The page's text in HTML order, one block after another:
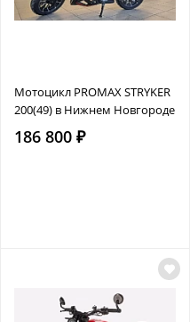
Мотоцикл PROMAX STRYKER
200(49) в Нижнем Новгороде
186 800 ₽